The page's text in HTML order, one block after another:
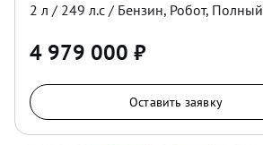
2 л / 249 л.с / Бензин, Робот, Полный
4 979 000 ₽
Оставить заявку